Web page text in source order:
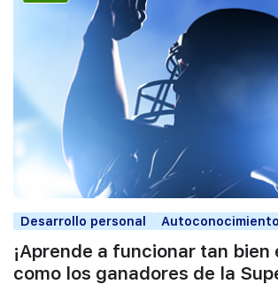
Desarrollo personal Autoconocimiento
¡Aprende a funcionar tan bien
como los ganadores de la